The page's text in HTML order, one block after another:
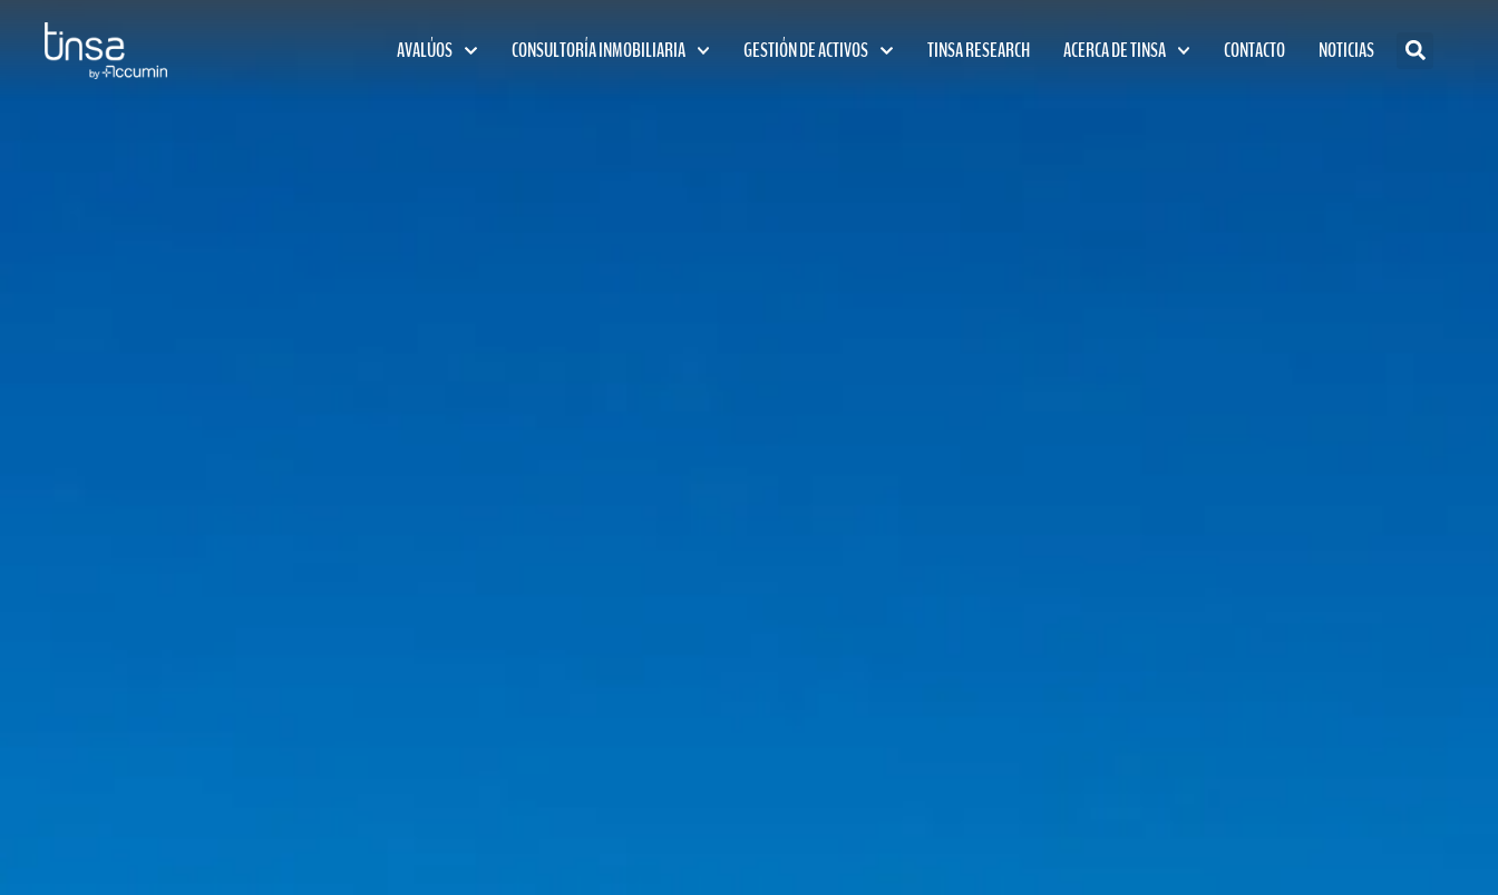
AVALÚOS CONSULTORÍA INMOBILIARIA GESTIÓN DE ACTIVOS TINSA RESEARCH ACERCA DE TINSA CONTACTO NOTICIAS